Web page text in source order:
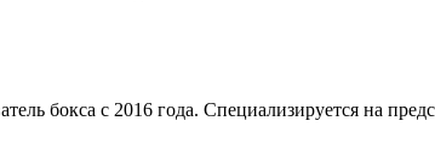
бокса с 2016 года. Специализируется на